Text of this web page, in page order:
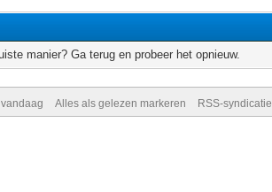
manier? Ga terug en probeer het opnieuw.
Alles als gelezen markeren RSS-syndicatie